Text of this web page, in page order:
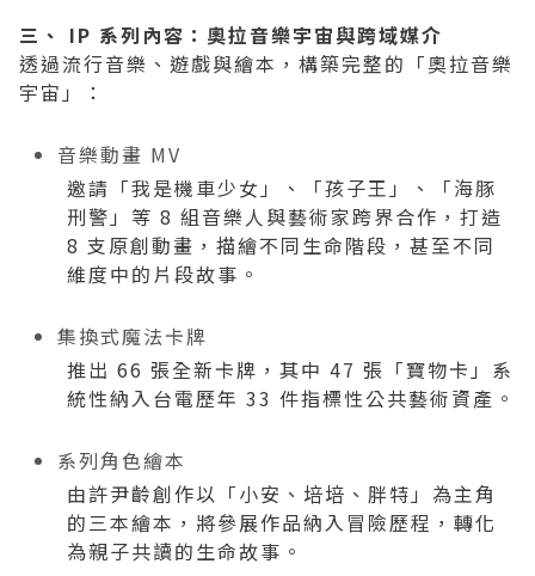
三、 IP 系列內容：奧拉音樂宇宙與跨域媒介
透過流行音樂、遊戲與繪本，構築完整的「奧拉音樂
宇宙」：
音樂動畫 MV
邀請「我是機車少女」、「孩子王」、「海豚
刑警」等 8 組音樂人與藝術家跨界合作，打造
8 支原創動畫，描繪不同生命階段，甚至不同
維度中的片段故事。
集換式魔法卡牌
推出 66 張全新卡牌，其中 47 張「寶物卡」系
統性納入台電歷年 33 件指標性公共藝術資產。
系列角色繪本
由許尹齡創作以「小安、培培、胖特」為主角
的三本繪本，將參展作品納入冒險歷程，轉化
為親子共讀的生命故事。